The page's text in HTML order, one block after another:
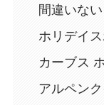
間違いな
ホリデイ
カーブス
アルペン